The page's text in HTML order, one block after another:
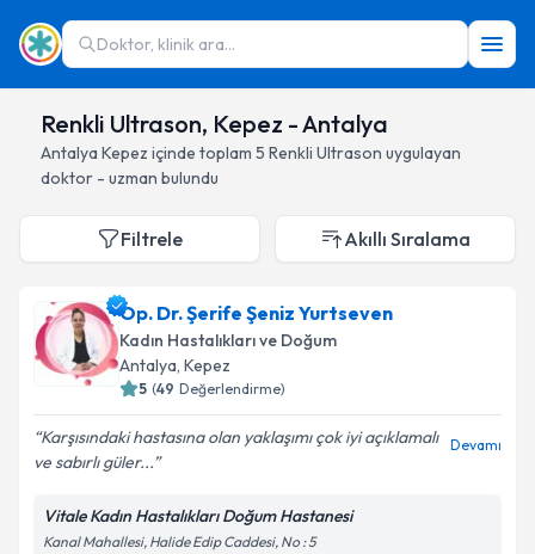
Doktor, klinik ara...
Renkli Ultrason, Kepez - Antalya
Antalya Kepez içinde toplam 5 Renkli Ultrason uygulayan
doktor - uzman bulundu
Filtrele Akıllı Sıralama
Op. Dr. Şerife Şeniz Yurtseven
Kadın Hastalıkları ve Doğum
Antalya, Kepez
5 (49 Değerlendirme)
Karşısındaki hastasına olan yaklaşımı çok iyi açıklamalı
ve sabırlı güler...
Devamı
Vitale Kadın Hastalıkları Doğum Hastanesi
Kanal Mahallesi, Halide Edip Caddesi, No : 5